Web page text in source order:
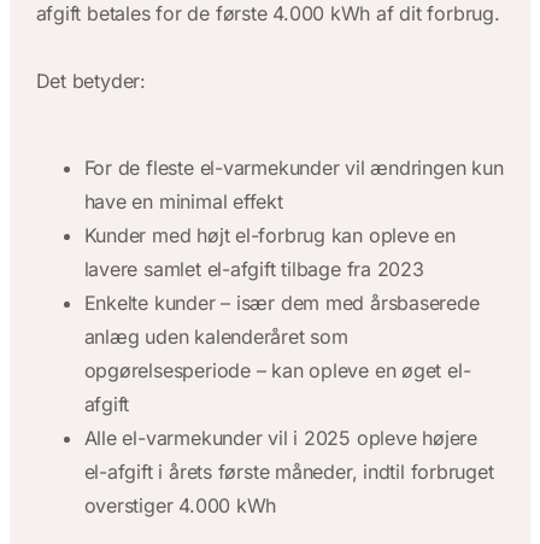
afgift betales for de første 4.000 kWh af dit forbrug.
Det betyder:
For de fleste el-varmekunder vil ændringen kun
have en minimal effekt
Kunder med højt el-forbrug kan opleve en
lavere samlet el-afgift tilbage fra 2023
Enkelte kunder – især dem med årsbaserede
anlæg uden kalenderåret som
opgørelsesperiode – kan opleve en øget el-
afgift
Alle el-varmekunder vil i 2025 opleve højere
el-afgift i årets første måneder, indtil forbruget
overstiger 4.000 kWh